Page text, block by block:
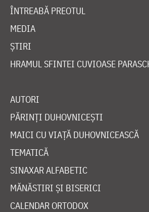
ÎNTREABĂ PREOTUL
MEDIA
ȘTIRI
HRAMUL SFINTEI CUVIOASE
AUTORI
PĂRINȚI DUHOVNICEȘTI
MAICI CU VIAȚĂ DUHOVNICEASCĂ
TEMATICĂ
SINAXAR ALFABETIC
MĂNĂSTIRI ȘI BISERICI
CALENDAR ORTODOX